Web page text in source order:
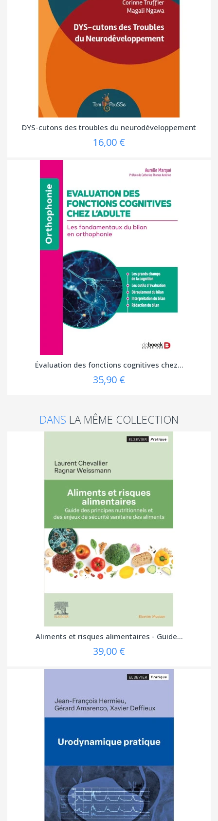
DYS-cutons des troubles du neurodéveloppement
16,00 €
Évaluation des fonctions cognitives chez...
35,90 €
DANS LA MÊME COLLECTION
Aliments et risques alimentaires - Guide...
39,00 €